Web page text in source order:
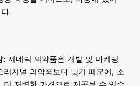
.
: 제네릭 의약품은 개발 및 마케팅
리지널 의약품보다 낮기 때문에, 소